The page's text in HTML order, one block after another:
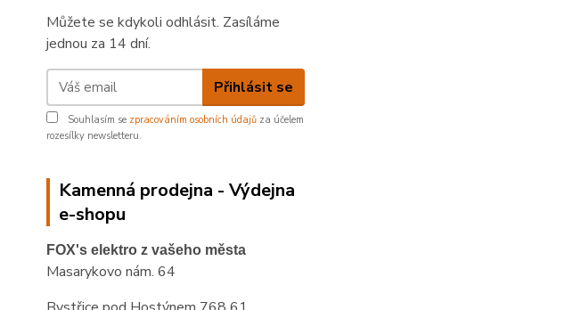
Můžete se kdykoli odhlásit. Zasíláme
jednou za 14 dní.
Přihlásit se
Souhlasím se zpracováním osobních údajů za účelem
rozesílky newsletteru.
Kamenná prodejna - Výdejna
e-shopu
FOX's elektro z vašeho města
Masarykovo nám. 64